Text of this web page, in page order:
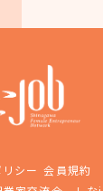
シー 会員規約